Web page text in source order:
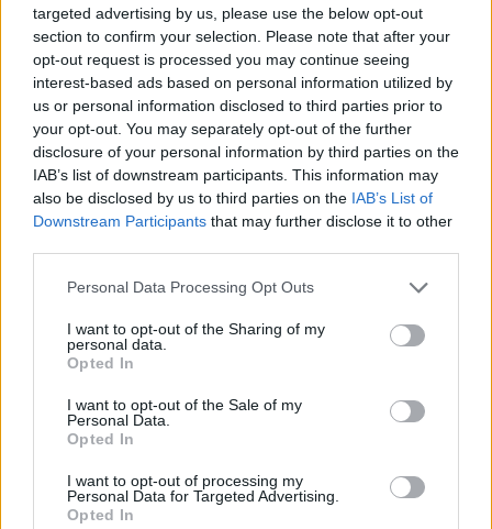
targeted advertising by us, please use the below opt-out
section to confirm your selection. Please note that after your
opt-out request is processed you may continue seeing
interest-based ads based on personal information utilized by
us or personal information disclosed to third parties prior to
your opt-out. You may separately opt-out of the further
disclosure of your personal information by third parties on the
IAB’s list of downstream participants. This information may
also be disclosed by us to third parties on the IAB’s List of
Downstream Participants that may further disclose it to other
Please note that this website/app uses one or more Google
not limited to your visit or usage behaviour. You may click to
grant or deny consent to Google and its third-party tags to
use your data for below specified purposes in below Google
consent section.
Personal Data Processing Opt Outs
I want to opt-out of the Sharing of my
personal data.
Opted In
I want to opt-out of the Sale of my
Personal Data.
Opted In
I want to opt-out of processing my
Personal Data for Targeted Advertising.
Opted In